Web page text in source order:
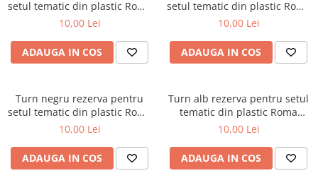
Instruire Generala
Instruire Generala
Lemn De Carpen (hornbeam)
Lemn De Sheesham
Piese de sah DGT
Piese De Sah Tematice Din Plastic
setul tematic din plastic Roma
Antica
10,00 Lei
ADAUGA IN COS
setul tematic din plastic Roma
Antica
10,00 Lei
ADAUGA IN COS
Turn negru rezerva pentru
setul tematic din plastic Roma
antica
10,00 Lei
ADAUGA IN COS
Turn alb rezerva pentru setul
tematic din plastic Roma
Antica
10,00 Lei
ADAUGA IN COS